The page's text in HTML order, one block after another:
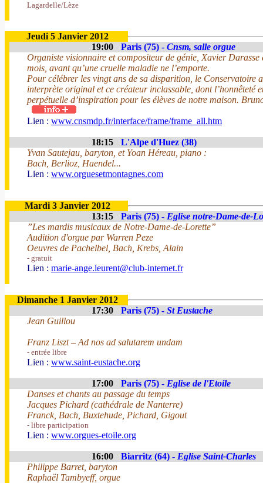
Lagardelle/Lèze
Jeudi 5 Janvier 2012
19:00
Paris (75) - Cnsm, salle orgue
Organiste visionnaire et compositeur de génie, Xavier
mois, avant qu’une cruelle maladie ne l’emporte.
Pour célébrer les vingt ans de sa disparition, le Conservatoire
interprète original et ce créateur inclassable, dont l’honnêteté
perpétuelle d’inspiration pour les élèves de notre maison.
Lien : www.cnsmdp.fr/interface/frame/frame_all.htm
18:15
L'Alpe d'Huez (38)
Yvan Sautejau, baryton, et Yoan Héreau, piano :
Bach, Berlioz, Haendel...
Lien : www.orguesetmontagnes.com
Mardi 3 Janvier 2012
13:15
Paris (75) - Eglise notre-Dame-de-
”Les mardis musicaux de Notre-Dame-de-Lorette”
Audition d'orgue par Warren Peze
Oeuvres de Pachelbel, Bach, Krebs, Alain
- gratuit
Lien : marie-ange.leurent@club-internet.fr
Dimanche 1 Janvier 2012
17:30
Paris (75) - St Eustache
Jean Guillou
Franz Liszt – Ad nos ad salutarem undam
- entrée libre
Lien : www.saint-eustache.org
17:00 Paris (75) - Eglise de l'Etoile
Danses et chants au passage du temps
Jacques Pichard (cathédrale de Nanterre)
Franck, Bach, Buxtehude, Pichard, Gigout
- libre participation
Lien : www.orgues-etoile.org
16:00 Biarritz (64) - Eglise Saint-Charles
Philippe Barret, baryton
Raphaël Tambyeff, orgue